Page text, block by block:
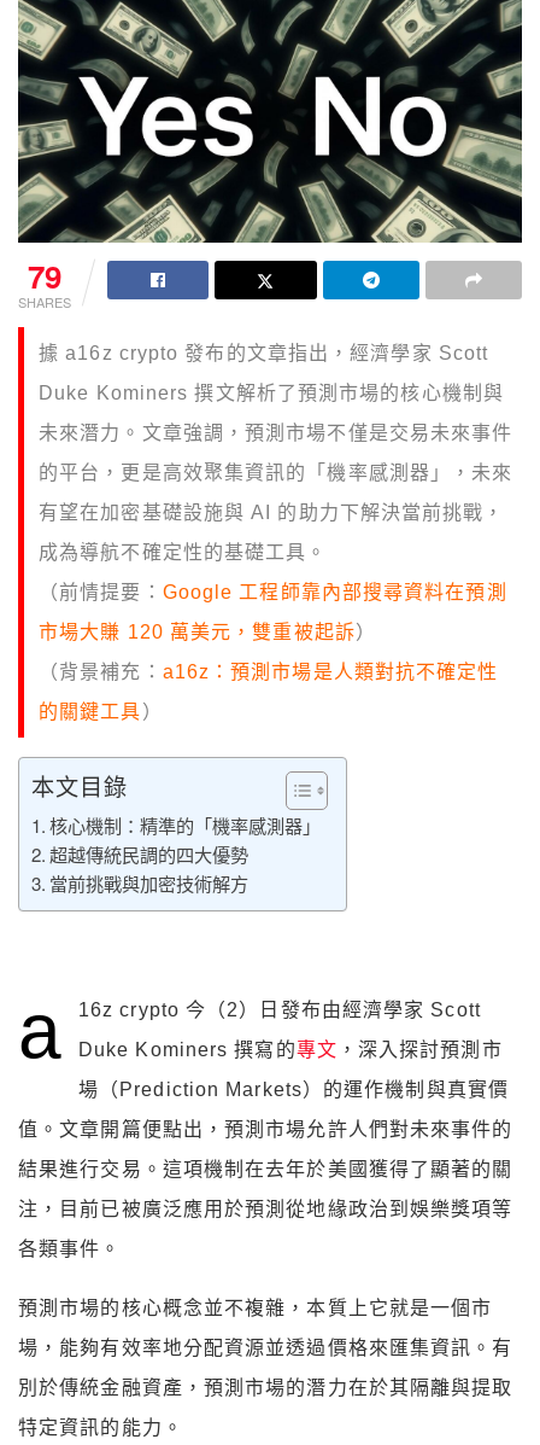
79
SHARES
據 a16z crypto 發布的文章指出，經濟學家 Scott
Duke Kominers 撰文解析了預測市場的核心機制與
未來潛力。文章強調，預測市場不僅是交易未來事件
的平台，更是高效聚集資訊的「機率感測器」，未來
有望在加密基礎設施與 AI 的助力下解決當前挑戰，
成為導航不確定性的基礎工具。
（前情提要： Google 工程師靠內部搜尋資料在預測
市場大賺 120 萬美元，雙重被起訴）
（背景補充： a16z：預測市場是人類對抗不確定性
的關鍵工具）
本文目錄
核心機制：精準的「機率感測器」
超越傳統民調的四大優勢
當前挑戰與加密技術解方
a
16z crypto 今（2）日發布由經濟學家 Scott
Duke Kominers 撰寫的專文 ，深入探討預測市
場（Prediction Markets）的運作機制與真實價
值。文章開篇便點出，預測市場允許人們對未來事件的
結果進行交易。這項機制在去年於美國獲得了顯著的關
注，目前已被廣泛應用於預測從地緣政治到娛樂獎項等
各類事件。
預測市場的核心概念並不複雜，本質上它就是一個市
場，能夠有效率地分配資源並透過價格來匯集資訊。有
別於傳統金融資產，預測市場的潛力在於其隔離與提取
特定資訊的能力。